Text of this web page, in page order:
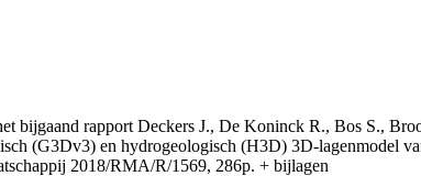
bijgaand rapport Deckers J., De Koninck R., Bos S.,
(G3Dv3) en hydrogeologisch (H3D) 3D-lagenmodel
2018/RMA/R/1569, 286p. + bijlagen